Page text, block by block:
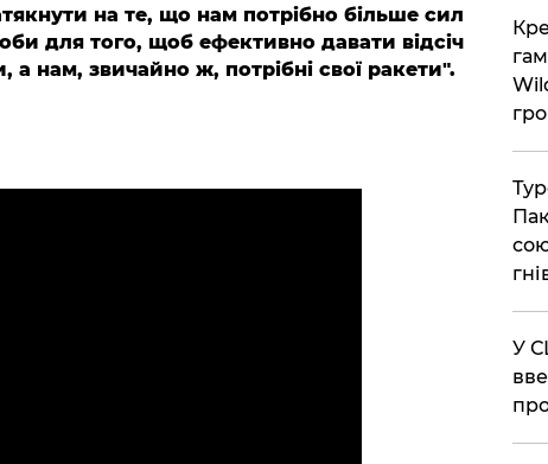
на те, що нам потрібно більше сил
для того, щоб ефективно давати відсіч
а нам, звичайно ж, потрібні свої ракети".
​У